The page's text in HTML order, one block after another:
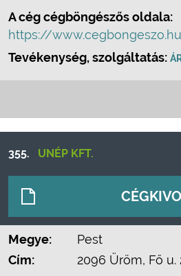
A cég cégböngészős oldala:
https://
Tevékenység, szolgáltatás:
355. UNÉP KFT.
Megye:
Pest
Cím:
2096 Üröm, Fő u.